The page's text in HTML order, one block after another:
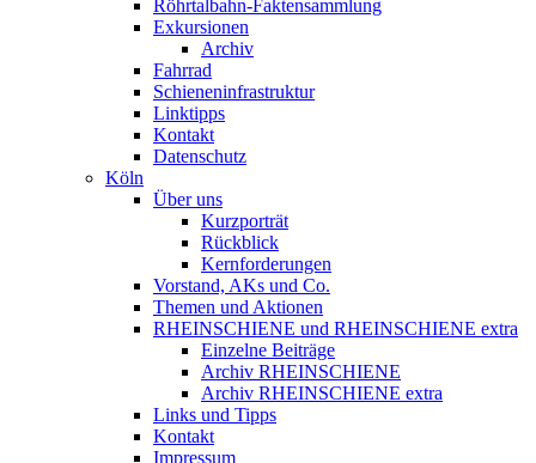
Röhrtalbahn-Faktensammlung
Exkursionen
Archiv
Fahrrad
Schieneninfrastruktur
Linktipps
Kontakt
Datenschutz
Köln
Über uns
Kurzporträt
Rückblick
Kernforderungen
Vorstand, AKs und Co.
Themen und Aktionen
RHEINSCHIENE und RHEINSCHIENE extra
Einzelne Beiträge
Archiv RHEINSCHIENE
Archiv RHEINSCHIENE extra
Links und Tipps
Kontakt
Impressum